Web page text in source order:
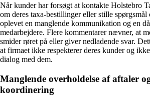
Når kunder har forsøgt at kontakte Holstebro
om deres taxa-bestillinger eller stille spørgsmål
oplevet en manglende kommunikation og en
medarbejdere. Flere kommentarer nævner, at
smider røret på eller giver nedladende svar.
at firmaet ikke respekterer deres kunder og
dialog med dem.
Manglende overholdelse af aftaler
koordinering